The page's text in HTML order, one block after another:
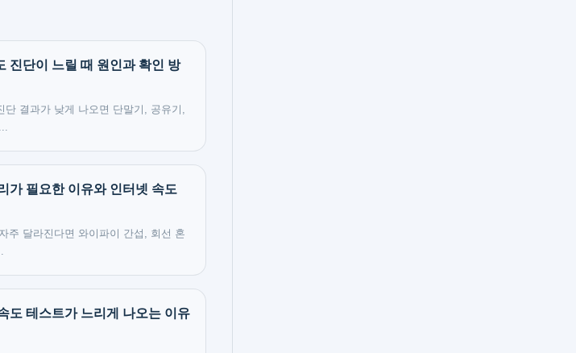
진단이 느릴 때 원인과 확인 방
단 결과가 낮게 나오면 단말기, 공유기,
가 필요한 이유와 인터넷 속도
주 달라진다면 와이파이 간섭, 회선 혼
도 테스트가 느리게 나오는 이유